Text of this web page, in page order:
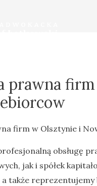
prawna
firm w Olsztynie i
obsługę
jak i spółek
także reprezentujemy